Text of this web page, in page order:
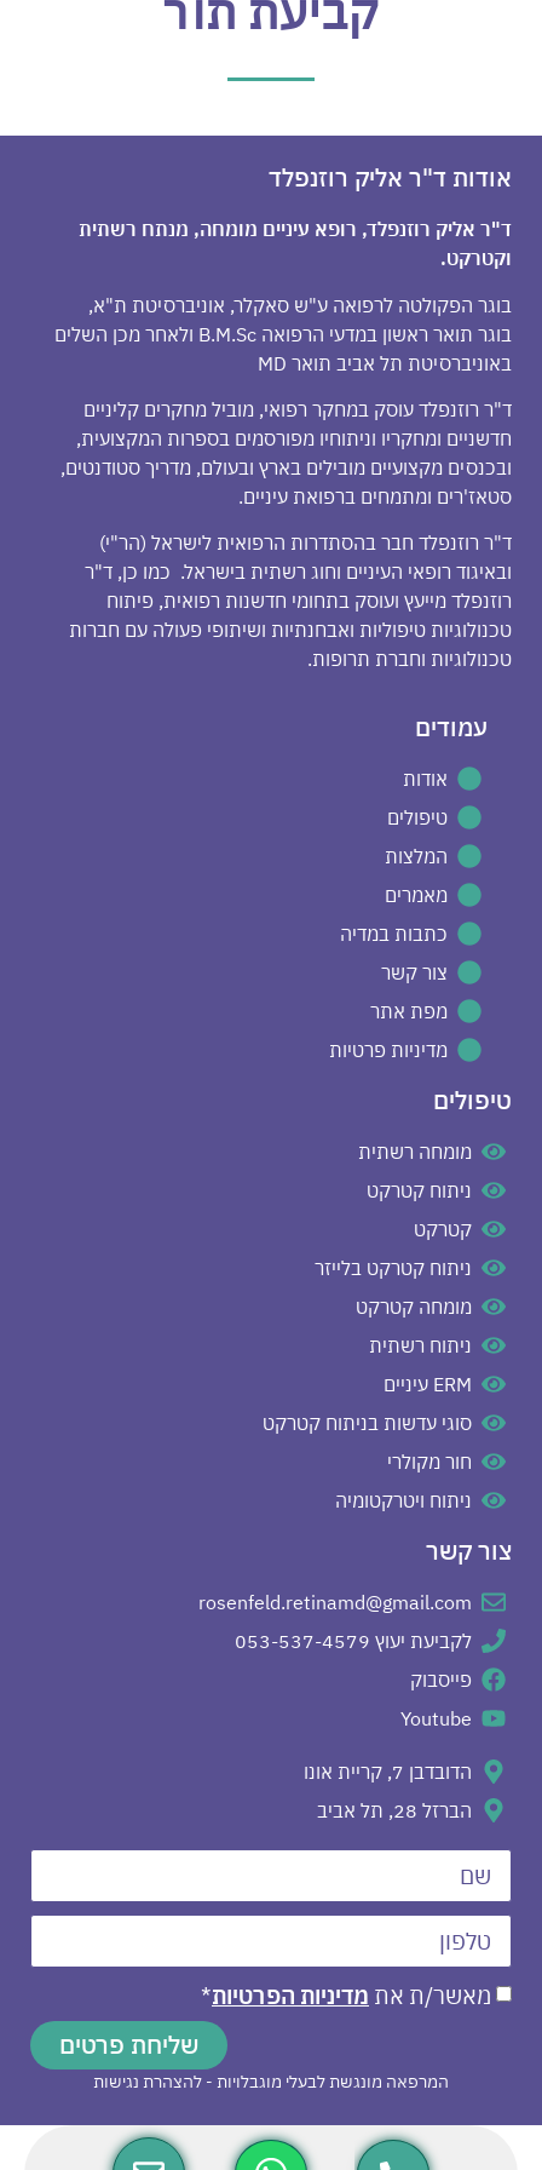
אודות ד"ר אליק רוזנפלד
ד"ר אליק רוזנפלד, רופא עיניים מומחה, מנתח רשתית
וקטרקט.
בוגר הפקולטה לרפואה ע"ש סאקלר, אוניברסיטת ת"א,
בוגר תואר ראשון במדעי הרפואה B.M.Sc ולאחר מכן השלים
באוניברסיטת תל אביב תואר MD
ד"ר רוזנפלד עוסק במחקר רפואי, מוביל מחקרים קליניים
חדשניים ומחקריו וניתוחיו מפורסמים בספרות המקצועית,
ובכנסים מקצועיים מובילים בארץ ובעולם, מדריך סטודנטים,
סטאז'רים ומתמחים ברפואת עיניים.
ד"ר רוזנפלד חבר בהסתדרות הרפואית לישראל (הר"י)
ובאיגוד רופאי העיניים וחוג רשתית בישראל. כמו כן, ד"ר
רוזנפלד מייעץ ועוסק בתחומי חדשנות רפואית, פיתוח
טכנולוגיות טיפוליות ואבחנתיות ושיתופי פעולה עם חברות
טכנולוגיות וחברת תרופות.
עמודים
אודות
טיפולים
המלצות
מאמרים
כתבות במדיה
צור קשר
מפת אתר
מדיניות פרטיות
טיפולים
מומחה רשתית
ניתוח קטרקט
קטרקט
ניתוח קטרקט בלייזר
מומחה קטרקט
ניתוח רשתית
ERM עיניים
סוגי עדשות בניתוח קטרקט
חור מקולרי
ניתוח ויטרקטומיה
צור קשר
rosenfeld.retinamd@gmail.com
לקביעת יעוץ 053-537-4579
פייסבוק
Youtube
הדובדבן 7, קריית אונו
הברזל 28, תל אביב
מאשר/ת את מדיניות הפרטיות*
שליחת פרטים
המרפאה מונגשת לבעלי מוגבלויות - להצהרת נגישות